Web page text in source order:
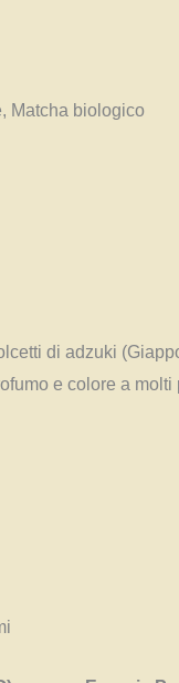
Matcha biologico
di adzuki
e colore a molti